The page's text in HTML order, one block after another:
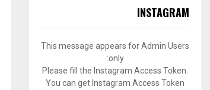
INSTAGRAM
This message appears for Admin Users
only:
Please fill the Instagram Access Token.
You can get Instagram Access Token